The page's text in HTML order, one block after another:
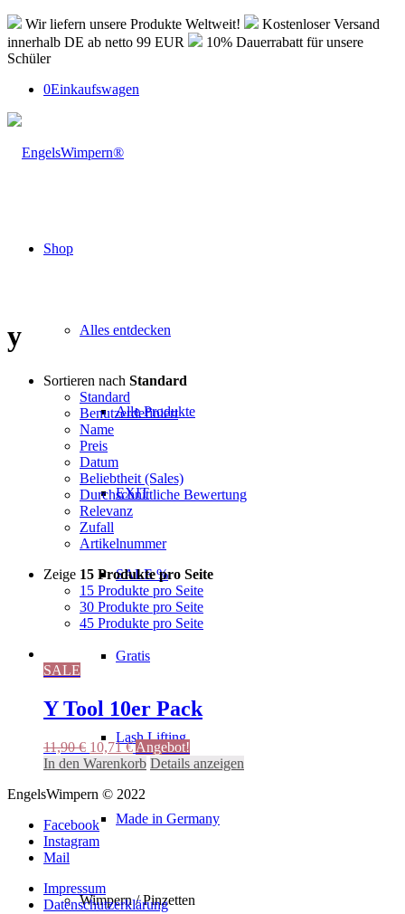
Wir liefern unsere Produkte Weltweit!
Kostenloser Versand
innerhalb DE ab netto 99 EUR
10% Dauerrabatt für unsere
Schüler
0Einkaufswagen
Shop
Alles entdecken
Alle Produkte
EXIT
SALE %
Gratis
Lash Lifting
Made in Germany
Wimpern / Pinzetten
y
Sortieren nach Standard
Standard
Benutzerdefiniert
Name
Preis
Datum
Beliebtheit (Sales)
Durchschnittliche Bewertung
Relevanz
Zufall
Artikelnummer
Zeige 15 Produkte pro Seite
15 Produkte pro Seite
30 Produkte pro Seite
45 Produkte pro Seite
SALE
Y Tool 10er Pack
11,90€ Ursprünglicher
Preis
11,90 €
10,71€Aktueller
Preis
10,71 €.
Angebot!
In den Warenkorb Details anzeigen
EngelsWimpern © 2022
Facebook
Instagram
Mail
Impressum
Datenschutzerklärung